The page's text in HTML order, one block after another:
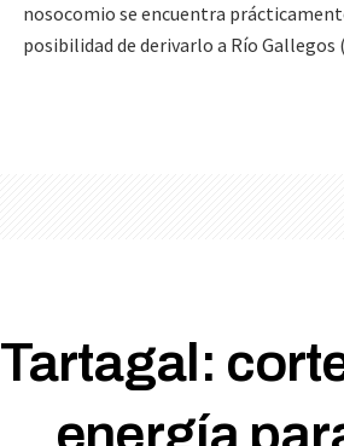
nosocomio se encuentra
posibilidad de derivarlo a Río
Tartagal:
energía